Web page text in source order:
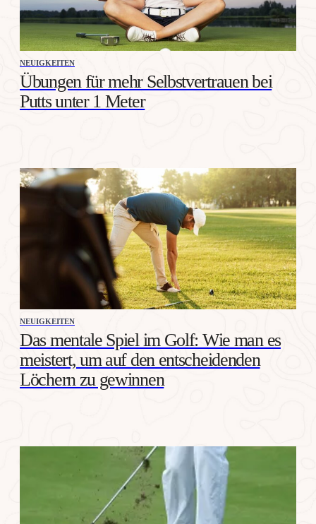
NEUIGKEITEN
Übungen für mehr Selbstvertrauen bei
Putts unter 1 Meter
NEUIGKEITEN
Das mentale Spiel im Golf: Wie man es
meistert, um auf den entscheidenden
Löchern zu gewinnen